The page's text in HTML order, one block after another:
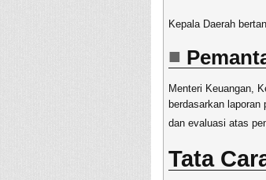
Kepala Daerah
Menteri Keuangan,
berdasarkan
dan evaluasi atas
Tata